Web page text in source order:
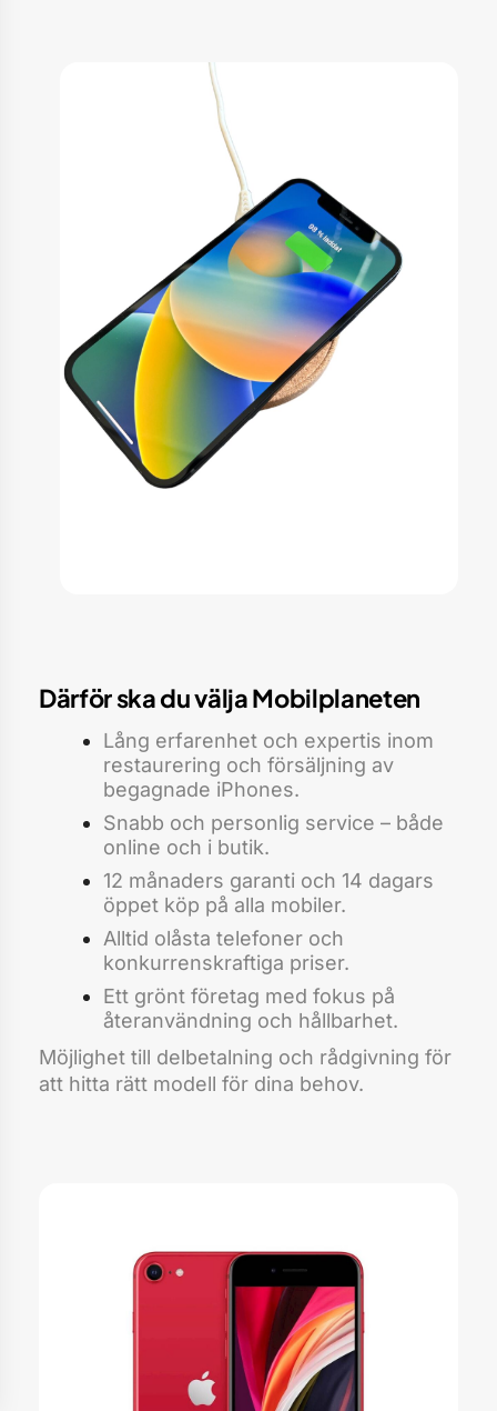
Därför ska du välja Mobilplaneten
Lång erfarenhet och expertis inom
restaurering och försäljning av
begagnade iPhones.
Snabb och personlig service – både
online och i butik.
12 månaders garanti och 14 dagars
öppet köp på alla mobiler.
Alltid olåsta telefoner och
konkurrenskraftiga priser.
Ett grönt företag med fokus på
återanvändning och hållbarhet.
Möjlighet till delbetalning och rådgivning för
att hitta rätt modell för dina behov.